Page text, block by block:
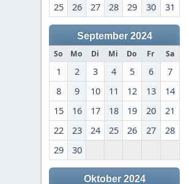
25
26 27 28 29 30 31
September 2024
So Mo Di Mi Do Fr Sa
1 2 3 4 5 6
7
8
9 10 11 12 13
14
15
16 17 18 19 20
21
22
23 24 25 26 27
28
29
30
Oktober 2024